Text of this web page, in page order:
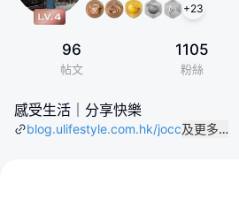
+23
96
帖文
1105
粉絲
感受生活｜分享快樂
blog.ulifestyle.com.hk/jocc及更多…